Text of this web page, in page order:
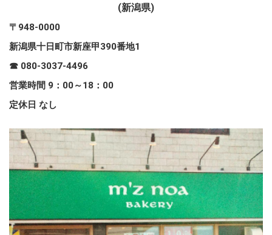
(新潟県)
〒948-0000
新潟県十日町市新座甲390番地1
☎ 080-3037-4496
営業時間 9：00～18：00
定休日 なし